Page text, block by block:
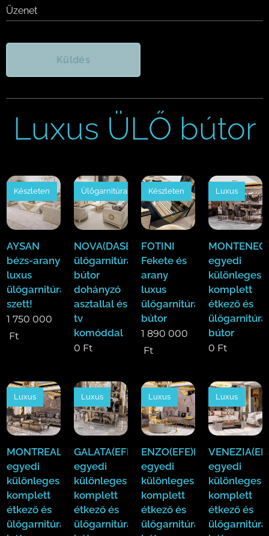
Üzenet
Küldés
Luxus ÜLŐ bútor
AYSAN
bézs-arany
luxus
ülőgarnitúra
szett!
Készleten
1 750 000
Ft
NOVA(DASE)
ülőgarnitúra
bútor
dohányzó
asztallal és
tv
komóddal
Ülőgarnitúra
0 Ft
FOTINI
Fekete és
arany
luxus
ülőgarnitúra
bútor
Készleten
1 890 000
Ft
egyedi
különleges
komplett
étkező és
ülőgarnitúra
bútor
Luxus
0 Ft
MONTREAL(EFE)Luxus
egyedi
különleges
komplett
étkező és
ülőgarnitúra
Luxus
GALATA(EFE)Luxus
egyedi
különleges
komplett
étkező és
ülőgarnitúra
Luxus
ENZO(EFE)Luxus
egyedi
különleges
komplett
étkező és
ülőgarnitúra
Luxus
egyedi
különleges
komplett
étkező és
ülőgarnitúra
Luxus